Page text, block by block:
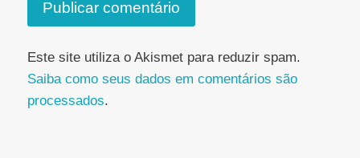
Este site utiliza o Akismet para reduzir spam.
Saiba como seus dados em comentários são
processados.